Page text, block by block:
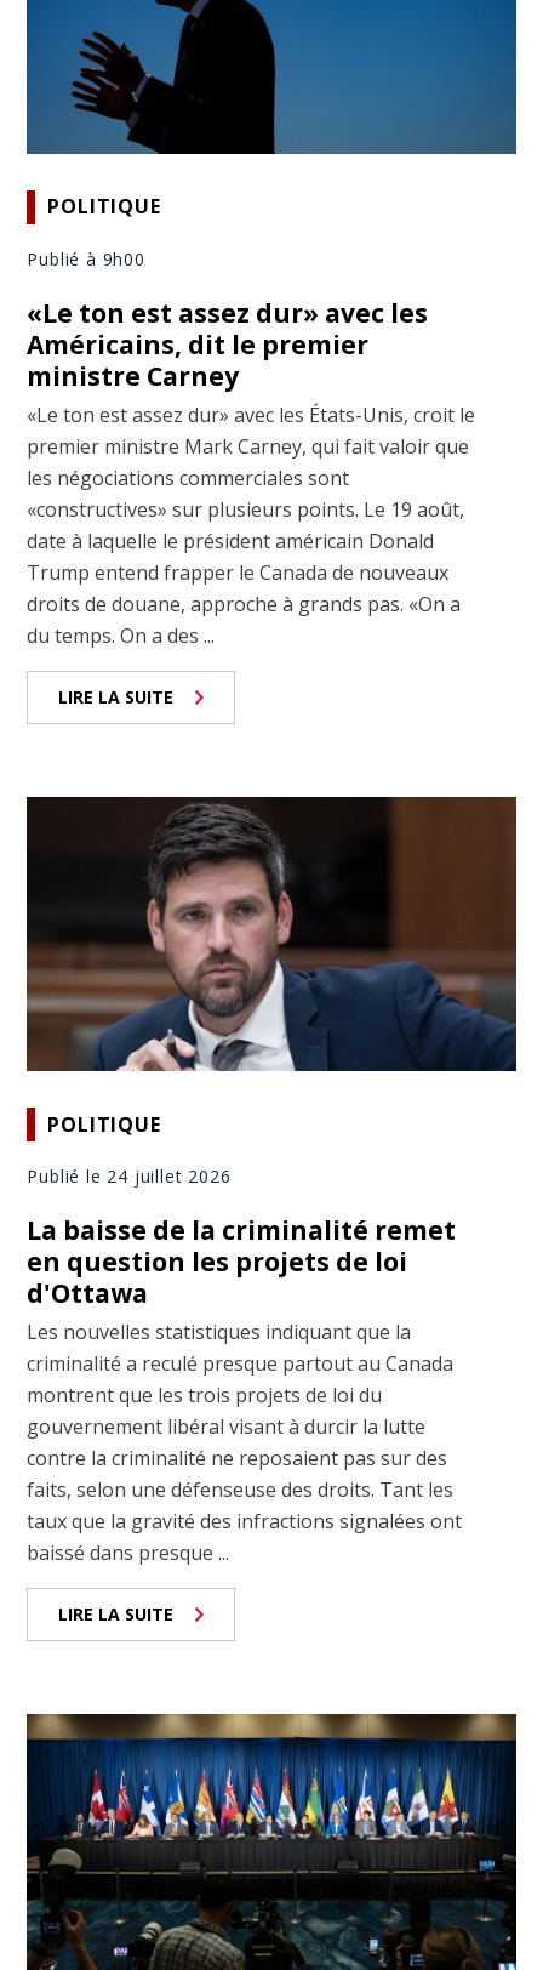
POLITIQUE
Publié à 9h00
«Le ton est assez dur» avec les
Américains, dit le premier
ministre Carney
«Le ton est assez dur» avec les États-Unis, croit le
premier ministre Mark Carney, qui fait valoir que
les négociations commerciales sont
«constructives» sur plusieurs points. Le 19 août,
date à laquelle le président américain Donald
Trump entend frapper le Canada de nouveaux
droits de douane, approche à grands pas. «On a
du temps. On a des ...
LIRE LA SUITE
POLITIQUE
Publié le 24 juillet 2026
La baisse de la criminalité remet
en question les projets de loi
d'Ottawa
Les nouvelles statistiques indiquant que la
criminalité a reculé presque partout au Canada
montrent que les trois projets de loi du
gouvernement libéral visant à durcir la lutte
contre la criminalité ne reposaient pas sur des
faits, selon une défenseuse des droits. Tant les
taux que la gravité des infractions signalées ont
baissé dans presque ...
LIRE LA SUITE